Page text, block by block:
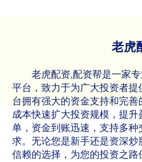
老虎
老虎配资,配资帮是一家
平台，致力于为广大投资者
台拥有强大的资金支持和完
成本快速扩大投资规模，提
单，资金到账迅速，支持多
求。无论您是新手还是资深
信赖的选择，为您的投资之路